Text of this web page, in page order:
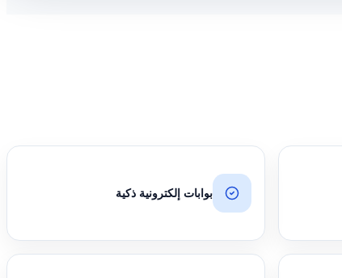
بوابات إلكترونية ذكية